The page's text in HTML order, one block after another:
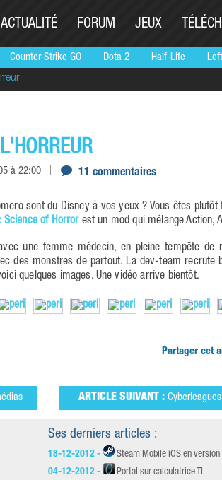
Counter-Strike GO Dota 2 Half-Life
ACTUALITÉ FORUM JEUX
à 22:00 11 commentaires
Science of Horrorest un mod qui mélange Action,
une femme médecin, en pleine tempête de
des monstres de partout. La dev-team recrute
quelques images. Une vidéo arrive bientôt.
Partager cet
ARTICLE SUIVANT :
Ses derniers articles :
18-12-2012 -
Steam Mobile iOS en
04-12-2012 -
Portal sur calculatrice TI